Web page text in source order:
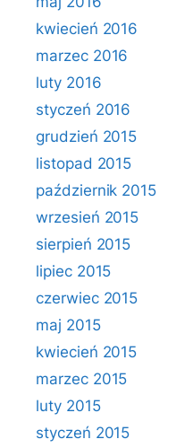
kwiecień 2016
marzec 2016
luty 2016
styczeń 2016
grudzień 2015
listopad 2015
październik 2015
wrzesień 2015
sierpień 2015
lipiec 2015
czerwiec 2015
maj 2015
kwiecień 2015
marzec 2015
luty 2015
styczeń 2015